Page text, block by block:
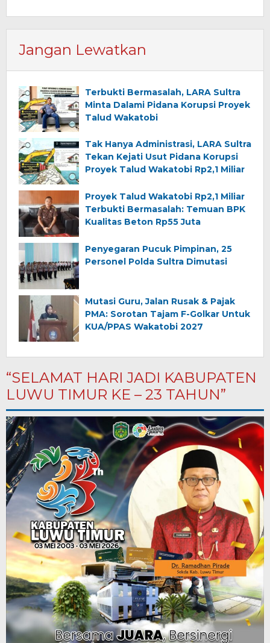
Jangan Lewatkan
Terbukti Bermasalah, LARA Sultra
Minta Dalami Pidana Korupsi Proyek
Talud Wakatobi
Tak Hanya Administrasi, LARA Sultra
Tekan Kejati Usut Pidana Korupsi
Proyek Talud Wakatobi Rp2,1 Miliar
Proyek Talud Wakatobi Rp2,1 Miliar
Terbukti Bermasalah: Temuan BPK
Kualitas Beton Rp55 Juta
Penyegaran Pucuk Pimpinan, 25
Personel Polda Sultra Dimutasi
Mutasi Guru, Jalan Rusak & Pajak
PMA: Sorotan Tajam F-Golkar Untuk
KUA/PPAS Wakatobi 2027
“SELAMAT HARI JADI KABUPATEN
LUWU TIMUR KE – 23 TAHUN”